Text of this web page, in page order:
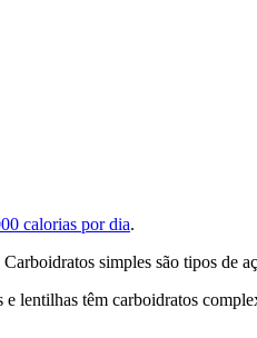
calorias por dia.
simples são tipos de
lentilhas têm carboidratos